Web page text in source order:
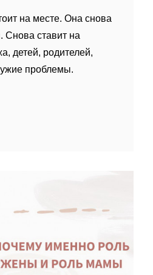
на месте. Она снова
Снова ставит на
детей, родителей,
проблемы.